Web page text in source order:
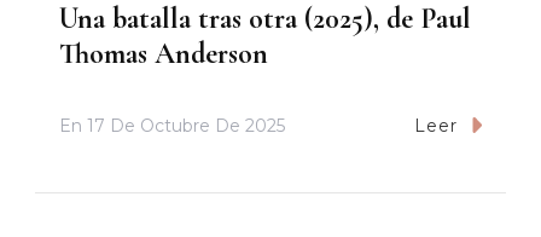
Una batalla tras otra (2025), de Paul
Thomas Anderson
En 17 De Octubre De 2025 Leer